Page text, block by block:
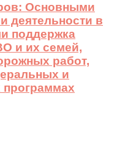
Основными
деятельности в
поддержка
и их семей,
работ,
и
программах